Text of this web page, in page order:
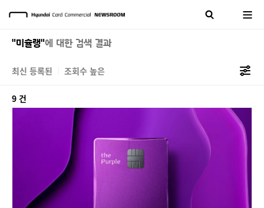
"미슐랭"에 대한 검색 결과
최신 등록된 조회수 높은
9 건